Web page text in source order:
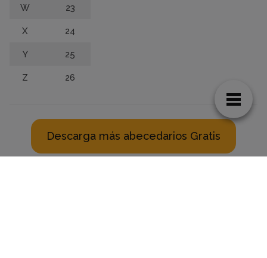
W 23
X 24
Y 25
Z 26
Descarga más abecedarios Gratis